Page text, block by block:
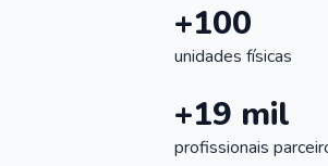
+100
unidades físicas
+19 mil
profissionais